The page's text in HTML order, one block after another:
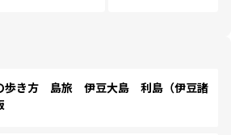
歩き方 島旅 伊豆大島 利島（伊豆諸